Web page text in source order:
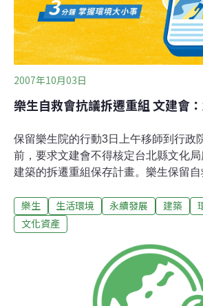
新規畫捷運工程，樂生青年團體4年來
發社會更大的關注，更在2007年4月15
2007年10月03日
樂生自救會抗議拆遷重組 文建會
保留樂生院的行動3日上午移師到行政
前，要求文建會不得核定台北縣文化
建築的拆遷重組保存計畫。樂生保留
自救會認為，包括貞德舍、七星舍、竹
政大樓、老市場、喜一舍、納骨塔等10
組，其他院舍也會因開挖產生的解壓效
響其他院舍的居民會被強制搬遷，因此
要異地重建或重組」計畫。粘振裕出面
樂生 生活環境 永續發展 建築
文化資產